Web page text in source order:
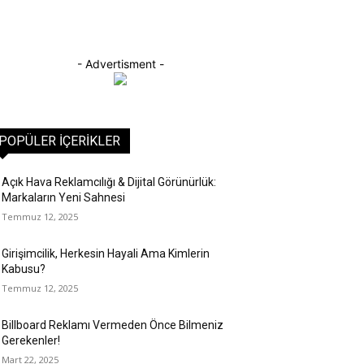
- Advertisment -
POPÜLER İÇERIKLER
Açık Hava Reklamcılığı & Dijital Görünürlük:
Markaların Yeni Sahnesi
Temmuz 12, 2025
Girişimcilik, Herkesin Hayali Ama Kimlerin
Kabusu?
Temmuz 12, 2025
Billboard Reklamı Vermeden Önce Bilmeniz
Gerekenler!
Mart 22, 2025